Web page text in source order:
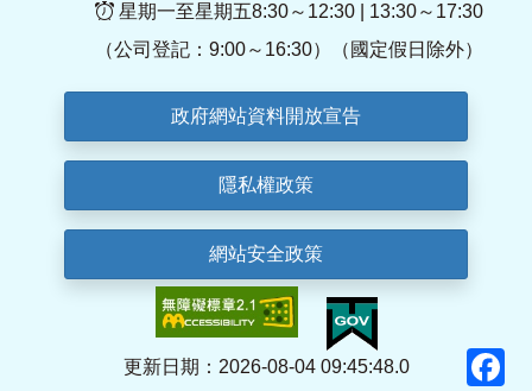
星期一至星期五8:30～12:30 | 13:30～17:30
（公司登記：9:00～16:30）（國定假日除外）
政府網站資料開放宣告
隱私權政策
網站安全政策
更新日期：2026-08-04 09:45:48.0